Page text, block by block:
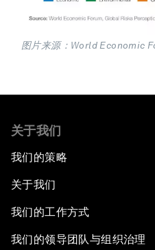
图片来源：World Economic
关于我们
我们的策略
关于我们
我们的工作方式
我们的领导团队与组织治理